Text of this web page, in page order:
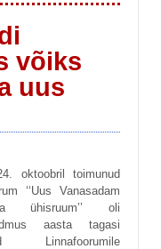
võiks
uus
oktoobril toimunud
‘‘Uus Vanasadam
ühisruum’’ oli
aasta tagasi
Linnafoorumile